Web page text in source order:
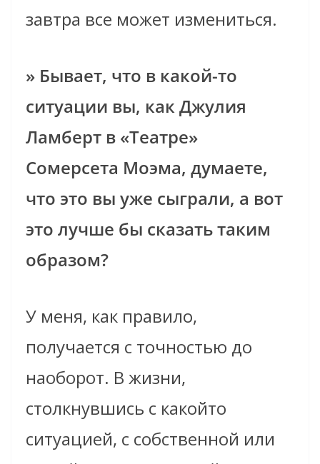
завтра все может измениться.
» Бывает, что в какой-то
ситуации вы, как Джулия
Ламберт в «Театре»
Сомерсета Моэма, думаете,
что это вы уже сыграли, а вот
это лучше бы сказать таким
образом?
У меня, как правило,
получается с точностью до
наоборот. В жизни,
столкнувшись с какой­то
ситуацией, с собственной или